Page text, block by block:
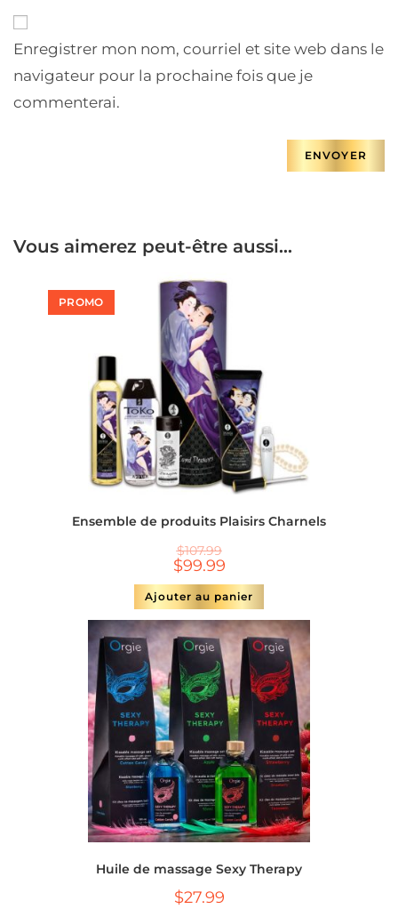
Enregistrer mon nom, courriel et site web dans le
navigateur pour la prochaine fois que je
commenterai.
Vous aimerez peut-être aussi…
PROMO
Ensemble de produits Plaisirs Charnels
$107.99
$99.99
Ajouter au panier
Huile de massage Sexy Therapy
$27.99